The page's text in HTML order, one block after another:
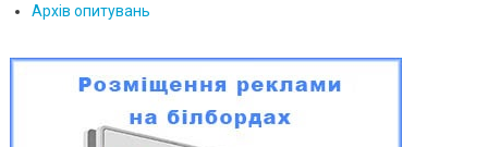
Архів опитувань